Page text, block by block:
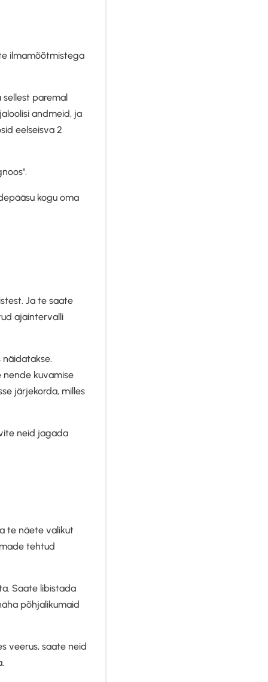
ilmamõõtmistega
sellest paremal
andmeid, ja
eelseisva 2
kogu oma
Ja te saate
ajaintervalli
nende kuvamise
järjekorda, milles
neid jagada
te näete valikut
tehtud
Saate libistada
põhjalikumaid
veerus, saate neid